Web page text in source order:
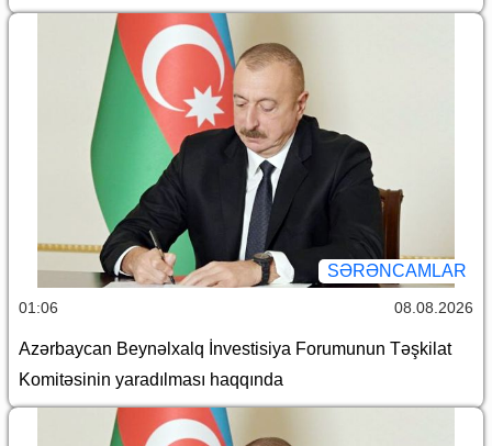
SƏRƏNCAMLAR
01:06 08.08.2026
Azərbaycan Beynəlxalq İnvestisiya Forumunun Təşkilat
Komitəsinin yaradılması haqqında